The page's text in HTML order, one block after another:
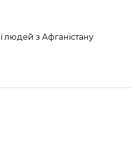
людей з Афганістану